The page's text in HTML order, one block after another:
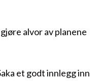
alvor av planene
et godt innlegg inn